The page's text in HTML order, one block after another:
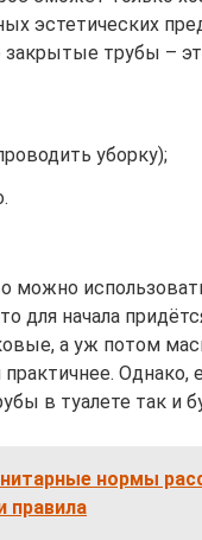
эстетических
трубы –
уборку);
можно
для начала
а уж потом
в туалете так и
нормы
правила